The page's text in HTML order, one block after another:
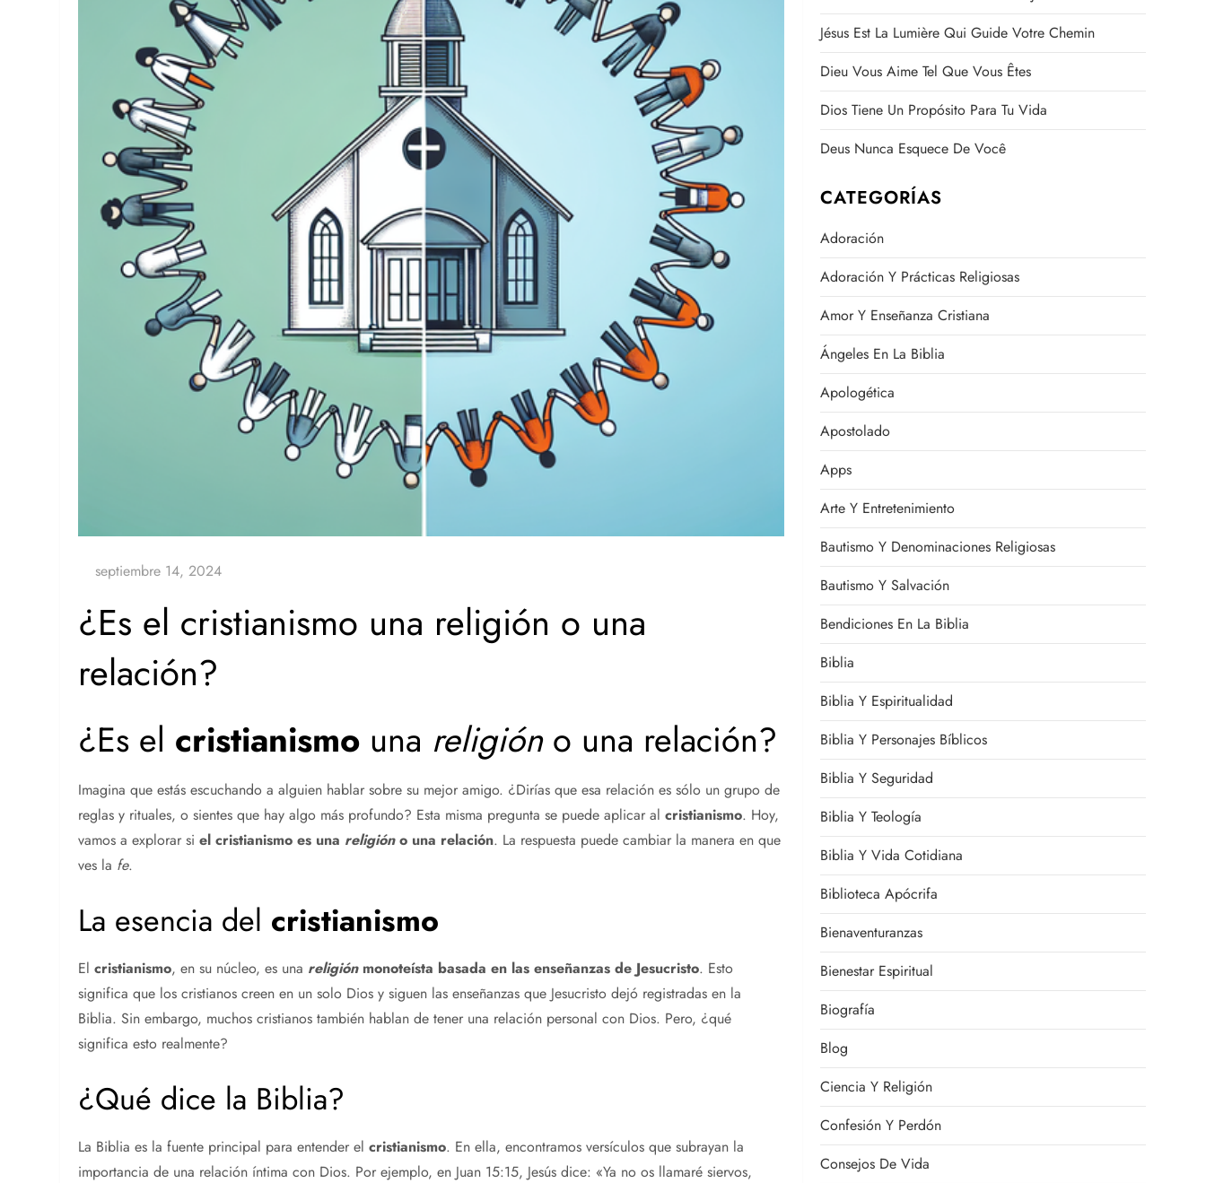
¿Es el cristianismo una religión o una
relación?
¿Es el cristianismo una religióno una relación?
Imagina que estás escuchando a alguien hablar sobre su mejor amigo. ¿Dirías que esa relación es sólo un grupo de
reglas y rituales, o sientes que hay algo más profundo? Esta misma pregunta se puede aplicar alcristianismo. Hoy,
vamos a explorar sielcristianismo es una religióno una relación. La respuesta puede cambiar la manera en que
ves la fe.
La esencia del cristianismo
Elcristianismo, en su núcleo, es una religiónmonoteísta basada en las enseñanzas de Jesucristo. Esto
significa que los cristianos creen en un solo Dios y siguen las enseñanzas que Jesucristo dejó registradas en la
Biblia. Sin embargo, muchos cristianos también hablan de tener una relación personal con Dios. Pero, ¿qué
significa esto realmente?
¿Qué dice la Biblia?
La Biblia es la fuente principal para entender elcristianismo. En ella, encontramos versículos que subrayan la
importancia de una relación íntima con Dios. Por ejemplo, en Juan 15:15, Jesús dice: «Ya no os llamaré siervos,
Jésus Est La Lumière Qui Guide Votre Chemin
Dieu Vous Aime Tel Que Vous Êtes
Dios Tiene Un Propósito Para Tu Vida
Deus Nunca Esquece De Você
CATEGORÍAS
Adoración
Adoración Y Prácticas Religiosas
Amor Y Enseñanza Cristiana
Ángeles En La Biblia
Apologética
Apostolado
Apps
Arte Y Entretenimiento
Bautismo Y Denominaciones Religiosas
Bautismo Y Salvación
Bendiciones En La Biblia
Biblia
Biblia Y Espiritualidad
Biblia Y Personajes Bíblicos
Biblia Y Seguridad
Biblia Y Teología
Biblia Y Vida Cotidiana
Biblioteca Apócrifa
Bienaventuranzas
Bienestar Espiritual
Biografía
Blog
Ciencia Y Religión
Confesión Y Perdón
Consejos De Vida